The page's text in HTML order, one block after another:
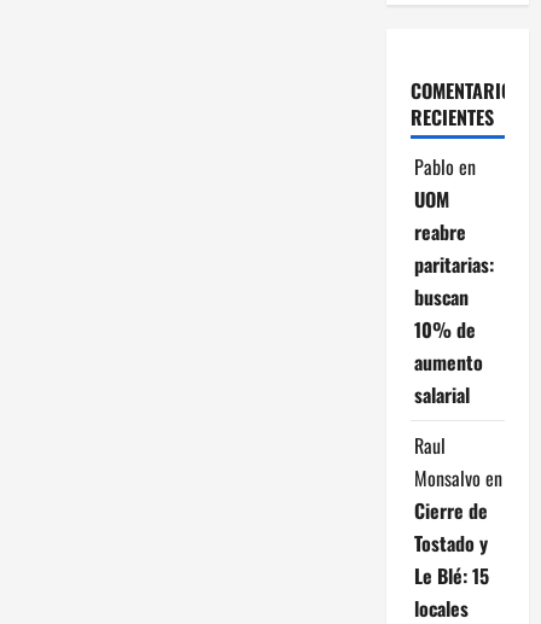
COMENTARIOS
RECIENTES
Pablo en
UOM
reabre
paritarias:
buscan
10% de
aumento
salarial
Raul
Monsalvo en
Cierre de
Tostado y
Le Blé: 15
locales